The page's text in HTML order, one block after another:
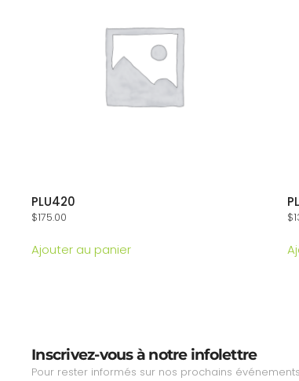
PLU420
$175.00
Ajouter au panier
$
Inscrivez-vous à notre infolettre
Pour rester informés sur nos prochains événements